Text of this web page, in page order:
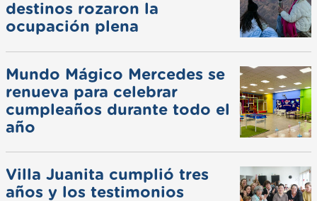
destinos rozaron la
ocupación plena
Mundo Mágico Mercedes se
renueva para celebrar
cumpleaños durante todo el
año
Villa Juanita cumplió tres
años y los testimonios